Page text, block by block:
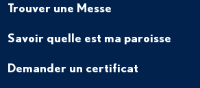
Trouver une Messe
Savoir quelle est ma paroisse
Demander un certificat